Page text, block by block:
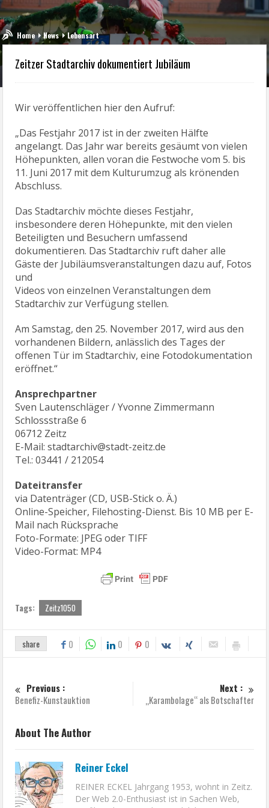
Home News Lebensart
Zeitzer Stadtarchiv dokumentiert Jubiläum
Wir veröffentlichen hier den Aufruf:
„Das Festjahr 2017 ist in der zweiten Hälfte
angelangt. Das Jahr war bereits gesäumt von vielen
Höhepunkten, allen voran die Festwoche vom 5. bis
11. Juni 2017 mit dem Kulturumzug als krönenden
Abschluss.
Das Stadtarchiv möchte dieses Festjahr,
insbesondere deren Höhepunkte, mit den vielen
Beteiligten und Besuchern umfassend
dokumentieren. Das Stadtarchiv ruft daher alle
Gäste der Jubiläumsveranstaltungen dazu auf, Fotos
und
Videos von einzelnen Veranstaltungen dem
Stadtarchiv zur Verfügung stellen.
Am Samstag, den 25. November 2017, wird aus den
vorhandenen Bildern, anlässlich des Tages der
offenen Tür im Stadtarchiv, eine Fotodokumentation
eröffnet.“
Ansprechpartner
Sven Lautenschläger / Yvonne Zimmermann
Schlossstraße 6
06712 Zeitz
E-Mail: stadtarchiv@stadt-zeitz.de
Tel.: 03441 / 212054
Dateitransfer
via Datenträger (CD, USB-Stick o. Ä.)
Online-Speicher, Filehosting-Dienst. Bis 10 MB per E-
Mail nach Rücksprache
Foto-Formate: JPEG oder TIFF
Video-Format: MP4
Tags: Zeitz1050
share 0 0 0
Previous :
Benefiz-Kunstauktion
Next :
„Karambolage“ als Botschafter
About The Author
Reiner Eckel
REINER ECKEL Jahrgang 1953, wohnt in Zeitz.
Der Web 2.0-Enthusiast ist in Sachen Web,